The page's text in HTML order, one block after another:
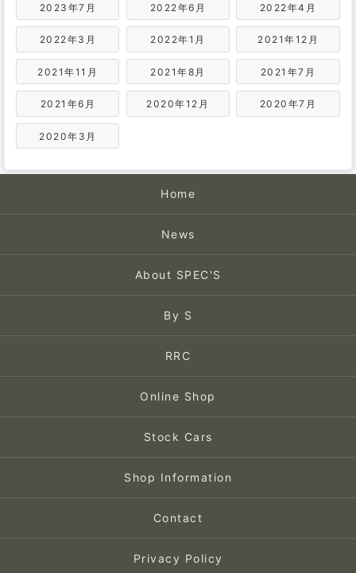
2023年7月 2022年6月 2022年4月
2022年3月 2022年1月 2021年12月
2021年11月 2021年8月 2021年7月
2021年6月 2020年12月 2020年7月
2020年3月
Home
News
About SPEC'S
By S
RRC
Online Shop
Stock Cars
Shop Information
Contact
Privacy Policy